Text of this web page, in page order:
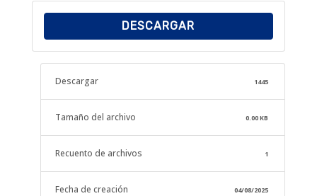
DESCARGAR
Descargar 1445
Tamaño del archivo 0.00 KB
Recuento de archivos 1
Fecha de creación 04/08/2025